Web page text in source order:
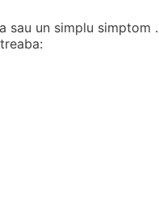
un simplu